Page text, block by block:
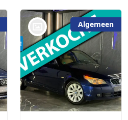
Algemeen
bij @De Waai Auto's